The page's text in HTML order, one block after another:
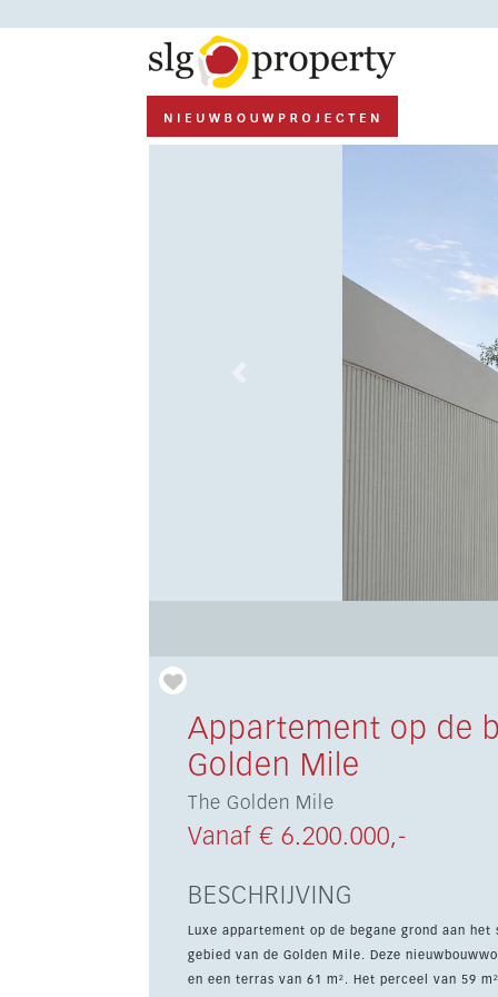
Appartement op de
Golden Mile
The Golden Mile
Vanaf € 6.200.000,-
BESCHRIJVING
Luxe appartement op de begane grond aan
gebied van de Golden Mile. Deze nieuwbouwwoning biedt 267 m² woonruimte met 4 slaapkamers, 3 badkamers
en een terras van 61 m². Het perceel van 59